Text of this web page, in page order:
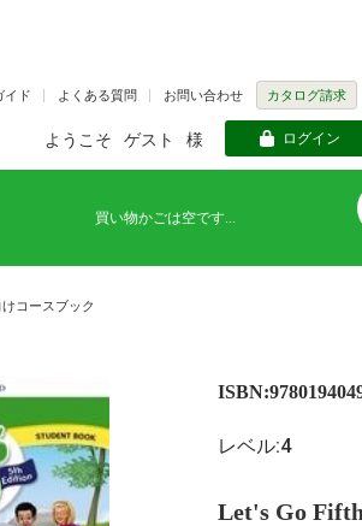
イド よくある質問 お問い合わせ カタログ請求
ようこそ ゲスト 様 ログイン
買い物かごは空です...
コースブック
レベル:4
Let's Go